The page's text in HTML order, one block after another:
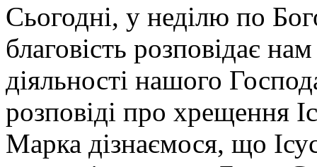
Сьогодні, у неділю по
благовість розповідає
діяльності нашого
розповіді про хрещення
Марка дізнаємося, що